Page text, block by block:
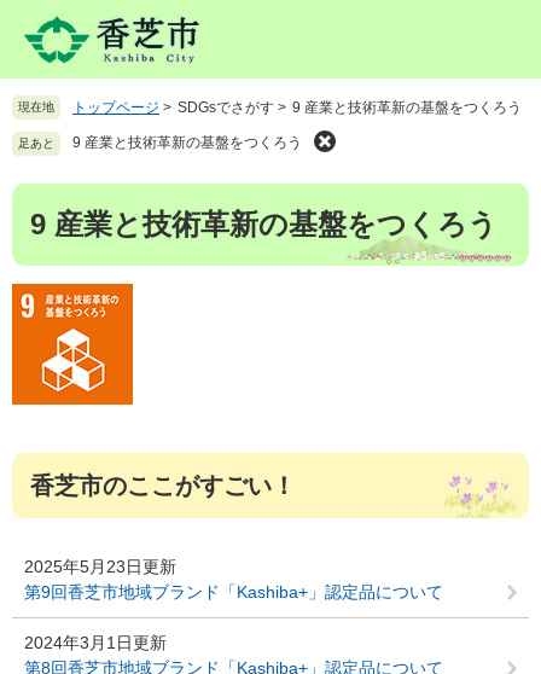
先
頭
す
を
飛
し
文
現在地 トップページ > SDGsでさがす > 9 産業と技術革新の基盤をつくろう
足あと 9 産業と技術革新の基盤をつくろう
本
9 産業と技術革新の基盤をつくろう
香芝市のここがすごい！
2025年5月23日更新
第9回香芝市地域ブランド「Kashiba+」認定品について
2024年3月1日更新
第8回香芝市地域ブランド「Kashiba+」認定品について